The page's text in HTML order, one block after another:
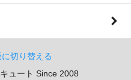
に切り替える
ュート Since 2008